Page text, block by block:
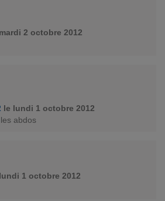
2 octobre 2012
le lundi 1 octobre 2012
abdos
1 octobre 2012